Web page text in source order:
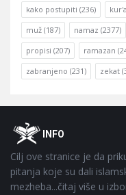
kako postupiti (236)
muž (187) namaz (2377)
propisi (207) ramazan
zabranjeno (231) zekat
FooterOINFO
Cilj ove stranice je da
pitanja koje su dali
mezheba...čitaj više u